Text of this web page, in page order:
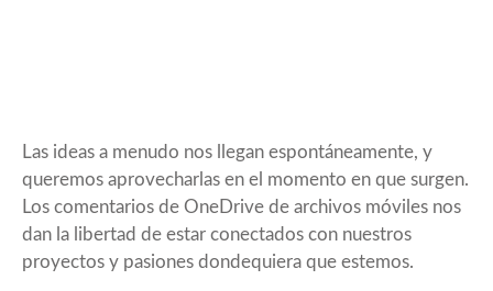
Las ideas a menudo nos llegan espontáneamente, y
queremos aprovecharlas en el momento en que surgen.
Los comentarios de OneDrive de archivos móviles nos
dan la libertad de estar conectados con nuestros
proyectos y pasiones dondequiera que estemos.